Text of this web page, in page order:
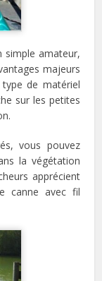
simple amateur,
majeurs
type de matériel
sur les petites
vous pouvez
la végétation
apprécient
canne avec fil